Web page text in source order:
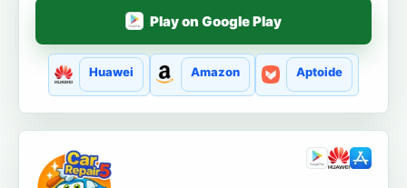
Play on Google Play
Huawei Amazon Aptoide